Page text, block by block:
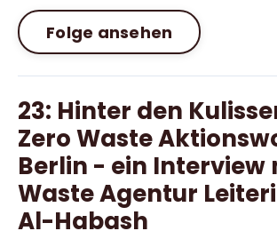
Folge ansehen
23: Hinter den
Zero Waste
Berlin - ein Interview
Waste Agentur
Al-Habash